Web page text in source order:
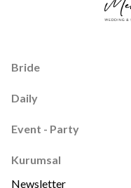
Bride
Daily
Event - Party
Kurumsal
Newsletter